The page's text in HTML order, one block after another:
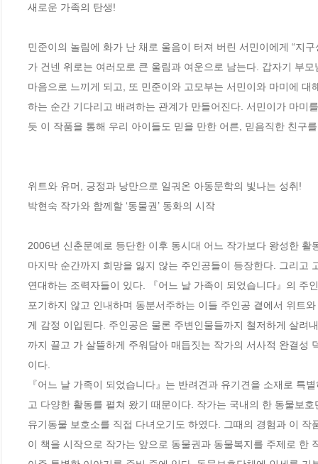
새로운 가족의 탄생!
민준이의 놀림에 화가 난 채로 울음이 터져 버린 서민이에게 “지
가 건넨 위로는 여러모로 큰 울림과 여운으로 남는다. 갑자기 부
마음으로 느끼게 되고, 또 민준이와 고모부는 서민이와 마미에 대
하는 순간 기다리고 배려하는 관계가 만들어진다. 서민이가 마미
듯 이 작품을 통해 우리 아이들도 믿을 만한 어른, 믿음직한 친구
위트와 유머, 긍정과 낭만으로 일궈온 아동문학의 빛나는 성취!
박현숙 작가와 함께할 ‘동물권’ 동화의 시작
2006년 신춘문예로 등단한 이후 동시대 어느 작가보다 왕성한
마지막 순간까지 희망을 잃지 않는 주인공들이 등장한다. 그리고
연대하는 조력자들이 있다. 『어느 날 가족이 되었습니다』의 주
포기하지 않고 인내하며 동분서주하는 이들 주인공 곁에서 위트
게 감정 이입된다. 주인공은 물론 주변인물들까지 철저하게 살려
까지 끌고 가 살뜰하게 주워담아 매듭짓는 작가의 서사적 완결성
이다.
『어느 날 가족이 되었습니다』는 반려견과 유기견을 소재로 특
고 다양한 활동를 펼쳐 왔기 때문이다. 작가는 국내의 한 동물보
유기동물 보호소를 직접 다녀오기도 하였다. 그때의 경험과 이
이 책을 시작으로 작가는 앞으로 동물권과 동물복지를 주제로 한